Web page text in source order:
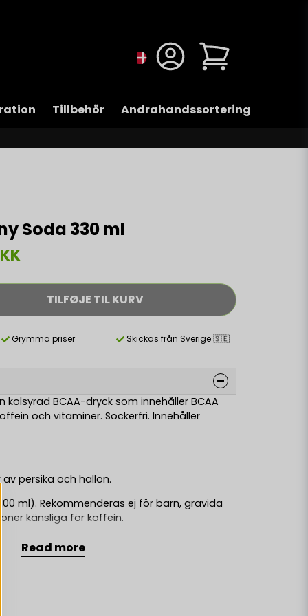
Tillbehör Andrahandssortering
Soda 330 ml
TILFØJE TIL KURV
Grymma priser Skickas från Sverige 🇸🇪
kolsyrad BCAA-dryck som innehåller BCAA
och vitaminer. Sockerfri. Innehåller
persika och hallon.
ml). Rekommenderas ej för barn, gravida
känsliga för koffein.
BCAA (L-leucin, L-valin, L-
(niacin, vitamin B6, folsyra, biotin, vitamin
medel (citronsyra), aromer,
färgämne (beta-karoten).
Read more